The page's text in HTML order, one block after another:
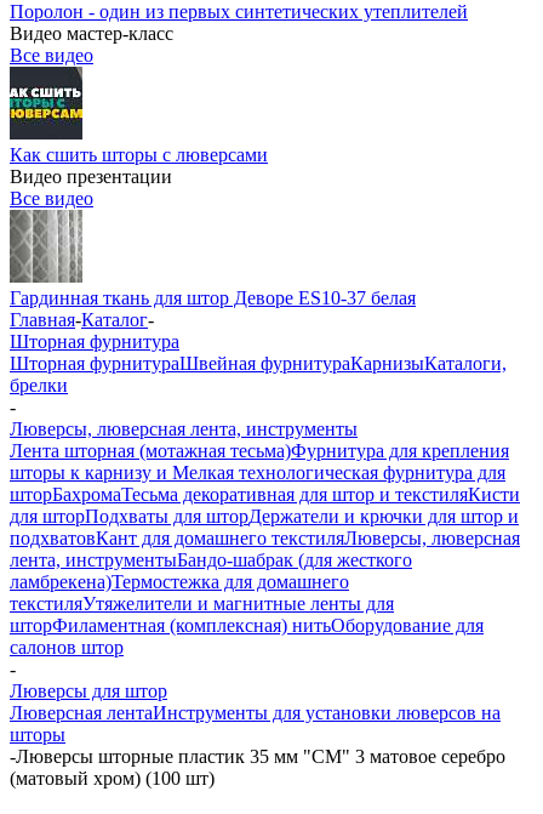
Поролон - один из первых синтетических утеплителей
Видео мастер-класс
Все видео
Как сшить шторы с люверсами
Видео презентации
Все видео
Гардинная ткань для штор Деворе ES10-37 белая
Главная-Каталог-
Шторная фурнитура
Шторная фурнитураШвейная фурнитураКарнизыКаталоги,
брелки
-
Люверсы, люверсная лента, инструменты
Лента шторная (мотажная тесьма)Фурнитура для крепления
шторы к карнизу и Мелкая технологическая фурнитура для
шторБахромаТесьма декоративная для штор и текстиляКисти
для шторПодхваты для шторДержатели и крючки для штор и
подхватовКант для домашнего текстиляЛюверсы, люверсная
лента, инструментыБандо-шабрак (для жесткого
ламбрекена)Термостежка для домашнего
текстиляУтяжелители и магнитные ленты для
шторФиламентная (комплексная) нитьОборудование для
салонов штор
-
Люверсы для штор
Люверсная лентаИнструменты для установки люверсов на
шторы
-Люверсы шторные пластик 35 мм "СМ" 3 матовое серебро
(матовый хром) (100 шт)